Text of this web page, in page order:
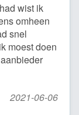
wist ik
omheen
snel
moest doen
2021-06-06